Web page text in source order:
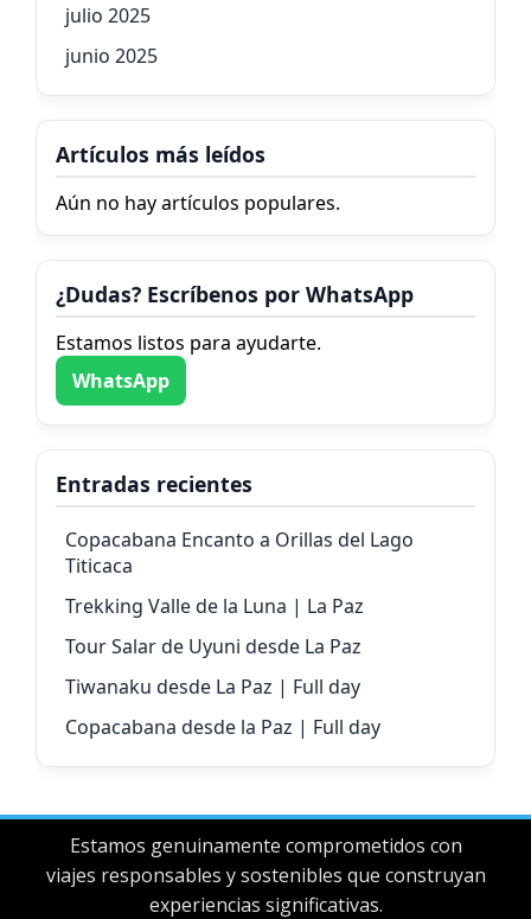
julio 2025
junio 2025
Artículos más leídos
Aún no hay artículos populares.
¿Dudas? Escríbenos por WhatsApp
Estamos listos para ayudarte.
WhatsApp
Entradas recientes
Copacabana Encanto a Orillas del Lago
Titicaca
Trekking Valle de la Luna | La Paz
Tour Salar de Uyuni desde La Paz
Tiwanaku desde La Paz | Full day
Copacabana desde la Paz | Full day
Estamos genuinamente comprometidos con
viajes responsables y sostenibles que construyan
experiencias significativas.